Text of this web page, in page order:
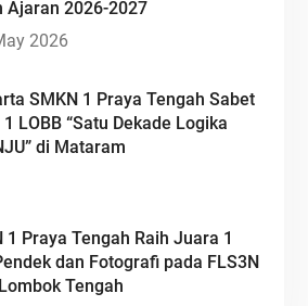
Ajaran 2026-2027
2026
SMKN 1 Praya Tengah Sabet
LOBB “Satu Dekade Logika
di Mataram
1 Praya Tengah Raih Juara 1
dan Fotografi pada FLS3N
Tengah